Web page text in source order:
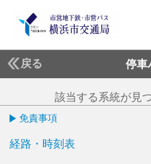
戻る 停車
該当する系統が見
免責事項
経路・時刻表